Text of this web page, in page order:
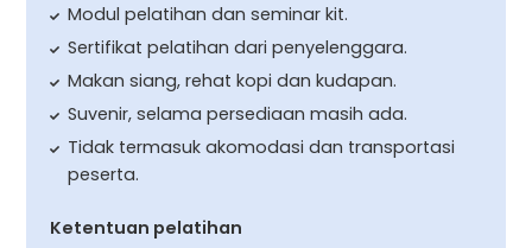
Modul pelatihan dan seminar kit.
Sertifikat pelatihan dari penyelenggara.
Makan siang, rehat kopi dan kudapan.
Suvenir, selama persediaan masih ada.
Tidak termasuk akomodasi dan transportasi
peserta.
Ketentuan pelatihan